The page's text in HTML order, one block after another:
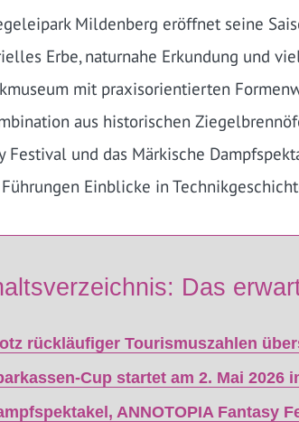
Mildenberg eröffnet seine
Erbe, naturnahe Erkundung und
mit praxisorientierten
aus historischen
Festival und das Märkische
Einblicke in
Das
rückläufiger Tourismuszahlen
Cup startet am 2. Mai 2026
ANNOTOPIA Fantasy